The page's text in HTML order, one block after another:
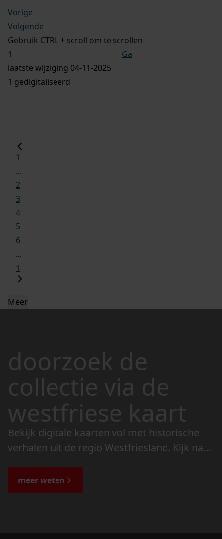
Vorige
Volgende
Gebruik CTRL + scroll om te scrollen
Ga
laatste wijziging 04-11-2025
1 gedigitaliseerd
1
...
2
3
4
5
6
...
1
Meer
doorzoek de
collectie via de
westfriese kaart
Bekijk digitale kaarten vol met historische
verhalen uit de regio Westfriesland. Kijk naar
de bijzondere verhalen.
meer weten